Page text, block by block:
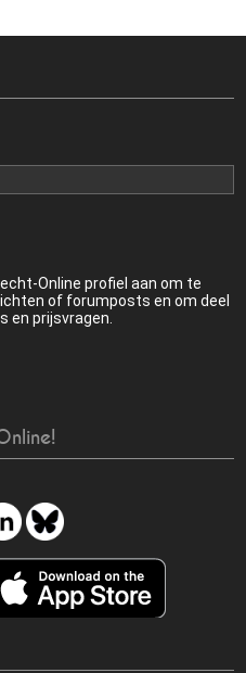
Online profiel aan om te
of forumposts en om deel
en prijsvragen.